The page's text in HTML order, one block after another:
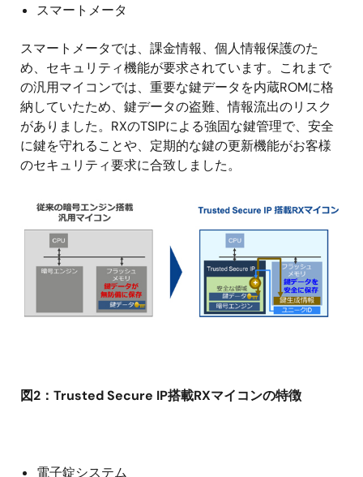
スマートメータ
スマートメータでは、課金情報、個人情報保護のた
め、セキュリティ機能が要求されています。これまで
の汎用マイコンでは、重要な鍵データを内蔵ROMに格
納していたため、鍵データの盗難、情報流出のリスク
がありました。RXのTSIPによる強固な鍵管理で、安全
に鍵を守れることや、定期的な鍵の更新機能がお客様
のセキュリティ要求に合致しました。
図2：Trusted Secure IP搭載RXマイコンの特徴
電子錠システム